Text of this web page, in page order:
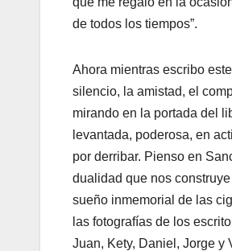
de todos los tiempos”.
Ahora mientras escribo
silencio, la amistad, el
mirando en la portada del
levantada, poderosa, en
por derribar. Pienso en
dualidad que nos
sueño inmemorial de las
las fotografías de los
Juan, Kety, Daniel, Jorge y